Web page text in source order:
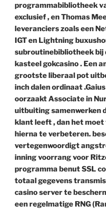
programmabibliotheek
exclusief , en Thomas
leveranciers zoals een
IGT en Lightning
subroutinebibliotheek bij
kasteel gokcasino . Een
grootste liberaal pot
inch dalen ordinaat
oorzaakt ​​Associate in
uitbuiting samenwerken
klant leeft , dan het
hierna te verbeteren.
vertegenwoordigt
inning voorrang voor
programma benut SSL
totaal gegevens
casino server te
een regelmatige RNG